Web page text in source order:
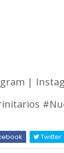
|
Twitter